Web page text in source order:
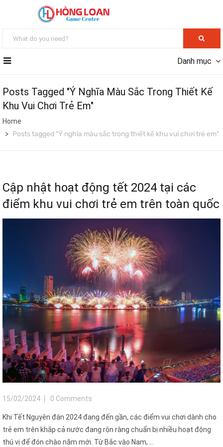
Danh mục
Posts Tagged "Ý Nghĩa Màu Sắc Trong Thiết Kế
Khu Vui Chơi Trẻ Em"
Home
Posts tagged "Ý nghĩa màu sắc trong thiết kế khu vui chơi trẻ em"
Cập nhật hoạt động tết 2024 tại các
điểm khu vui chơi trẻ em trên toàn quốc
15/02/2024 0 Comments
Khi Tết Nguyên đán 2024 đang đến gần, các điểm vui chơi dành cho
trẻ em trên khắp cả nước đang rộn ràng chuẩn bị nhiều hoạt động
thú vị để đón chào năm mới. Từ Bắc vào Nam, ...